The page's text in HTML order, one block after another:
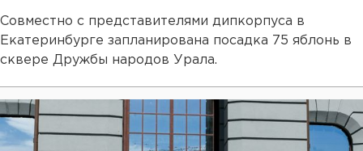
Совместно с представителями дипкорпуса в
Екатеринбурге запланирована посадка 75 яблонь в
сквере Дружбы народов Урала.